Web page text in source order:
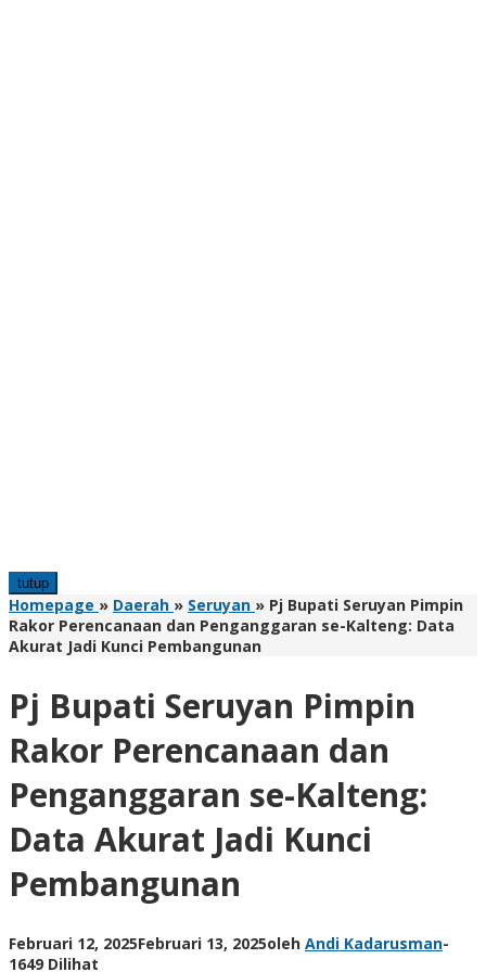
tutup
Homepage » Daerah » Seruyan » Pj Bupati Seruyan Pimpin
Rakor Perencanaan dan Penganggaran se-Kalteng: Data
Akurat Jadi Kunci Pembangunan
Pj Bupati Seruyan Pimpin
Rakor Perencanaan dan
Penganggaran se-Kalteng:
Data Akurat Jadi Kunci
Pembangunan
Februari 12, 2025Februari 13, 2025oleh Andi Kadarusman-
1649 Dilihat